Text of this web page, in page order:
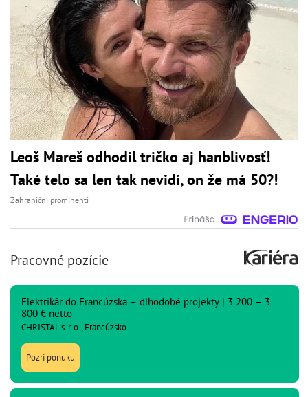
Leoš Mareš odhodil tričko aj hanblivosť!
Také telo sa len tak nevidí, on že má 50?!
Zahraniční prominenti
Pracovné pozície
Elektrikár do Francúzska – dlhodobé projekty | 3 200 – 3
800 € netto
CHRISTAL s. r. o., Francúzsko
Pozri ponuku